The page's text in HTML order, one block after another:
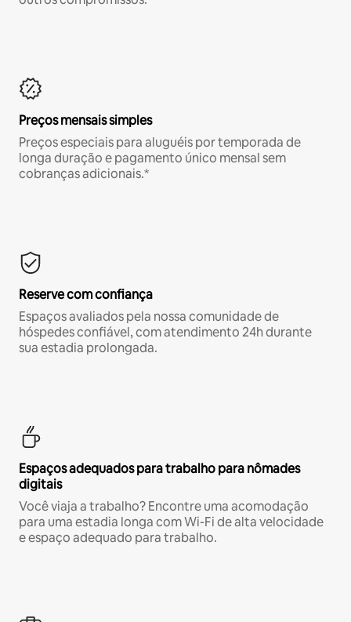
Preços mensais simples
Preços especiais para aluguéis por temporada de
longa duração e pagamento único mensal sem
cobranças adicionais.*
Reserve com confiança
Espaços avaliados pela nossa comunidade de
hóspedes confiável, com atendimento 24h durante
sua estadia prolongada.
Espaços adequados para trabalho para nômades
digitais
Você viaja a trabalho? Encontre uma acomodação
para uma estadia longa com Wi-Fi de alta velocidade
e espaço adequado para trabalho.